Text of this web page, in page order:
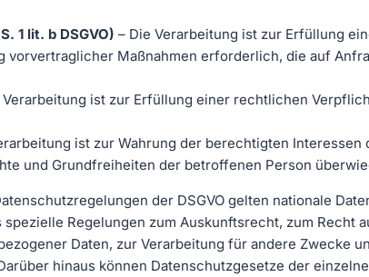
1 lit. b DSGVO) – Die Verarbeitung ist zur Erfüllung
Maßnahmen erforderlich, die auf
Verarbeitung ist zur Erfüllung einer rechtlichen
ist zur Wahrung der berechtigten
und Grundfreiheiten der betroffenen Person
der DSGVO gelten nationale
Regelungen zum Auskunftsrecht, zum Recht
Daten, zur Verarbeitung für andere Zwecke
hinaus können Datenschutzgesetze der